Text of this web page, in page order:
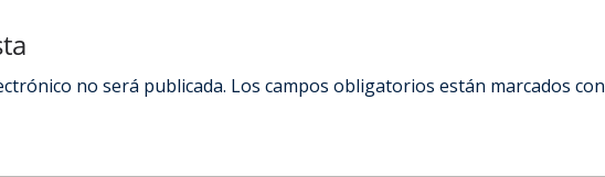
no será publicada. Los campos obligatorios están marcados con